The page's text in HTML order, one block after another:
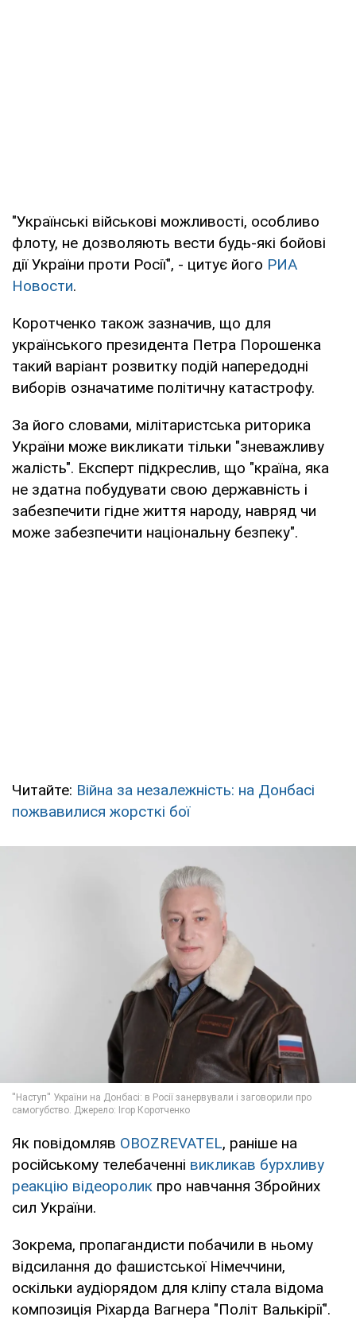
"Українські військові можливості, особливо
флоту, не дозволяють вести будь-які бойові
дії України проти Росії", - цитує його РИА
Новости.
Коротченко також зазначив, що для
українського президента Петра Порошенка
такий варіант розвитку подій напередодні
виборів означатиме політичну катастрофу.
За його словами, мілітаристська риторика
України може викликати тільки "зневажливу
жалість". Експерт підкреслив, що "країна, яка
не здатна побудувати свою державність і
забезпечити гідне життя народу, навряд чи
може забезпечити національну безпеку".
Читайте: Війна за незалежність: на Донбасі
пожвавилися жорсткі бої
Як повідомляв OBOZREVATEL, раніше на
російському телебаченні викликав бурхливу
реакцію відеоролик про навчання Збройних
сил України.
Зокрема, пропагандисти побачили в ньому
відсилання до фашистської Німеччини,
оскільки аудіорядом для кліпу стала відома
композиція Ріхарда Вагнера "Політ Валькірії".